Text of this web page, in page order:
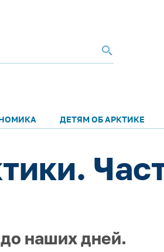
ДЕТЯМ ОБ АРКТИКЕ
наших дней.